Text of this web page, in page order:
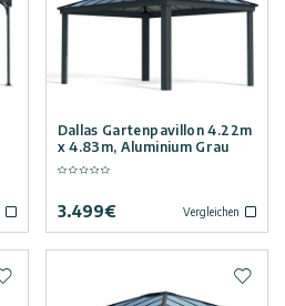
Dallas Gartenpavillon 4.22m
x 4.83m, Aluminium Grau
3.499€ Vergleichen
Zur Wunschliste hinzufügen Zur